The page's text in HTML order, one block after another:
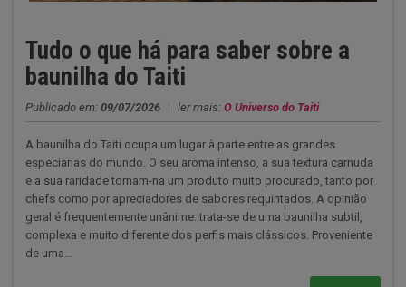
Tudo o que há para saber sobre a
baunilha do Taiti
Publicado em: 09/07/2026 | ler mais: O Universo do Taiti
A baunilha do Taiti ocupa um lugar à parte entre as grandes
especiarias do mundo. O seu aroma intenso, a sua textura carnuda
e a sua raridade tornam-na um produto muito procurado, tanto por
chefs como por apreciadores de sabores requintados. A opinião
geral é frequentemente unânime: trata-se de uma baunilha subtil,
complexa e muito diferente dos perfis mais clássicos. Proveniente
de uma...